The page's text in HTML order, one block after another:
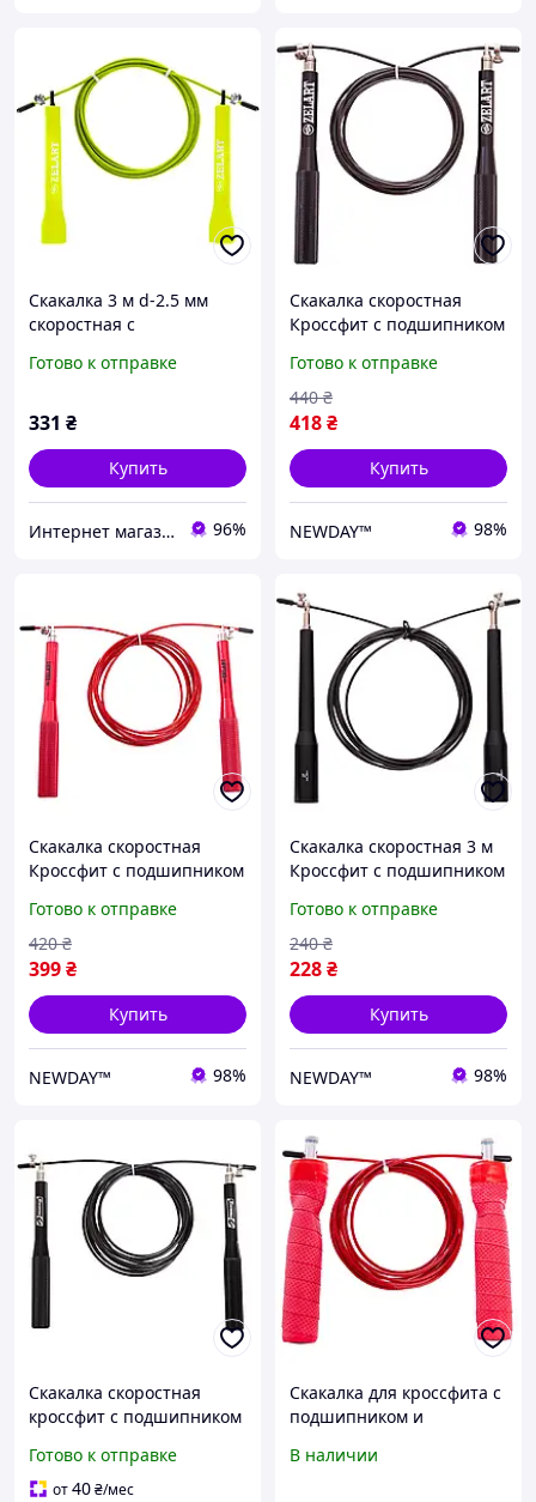
Скакалка 3 м d-2.5 мм
скоростная с
металлическим тросом
Готово к отправке
331 ₴
Купить
Интернет магазин SportOK 96%
Скакалка скоростная
Кроссфит с подшипником
алюминиевые ручки FI-
7222
Готово к отправке
418₴
440 ₴
Купить
NEWDAY™ 98%
Скакалка скоростная
Кроссфит с подшипником
алюминиевые ручки,
Красная
Готово к отправке
399₴
420 ₴
Купить
NEWDAY™ 98%
Скакалка скоростная 3 м
Кроссфит с подшипником
2563
Готово к отправке
228₴
240 ₴
Купить
NEWDAY™ 98%
Скакалка скоростная
кроссфит с подшипником
алюминиевыми ручками
Zelart FI-1956 3м
Готово к отправке
от40₴/мес
Скакалка для кроссфита с
подшипником и
FI-5347 3 м
В наличии